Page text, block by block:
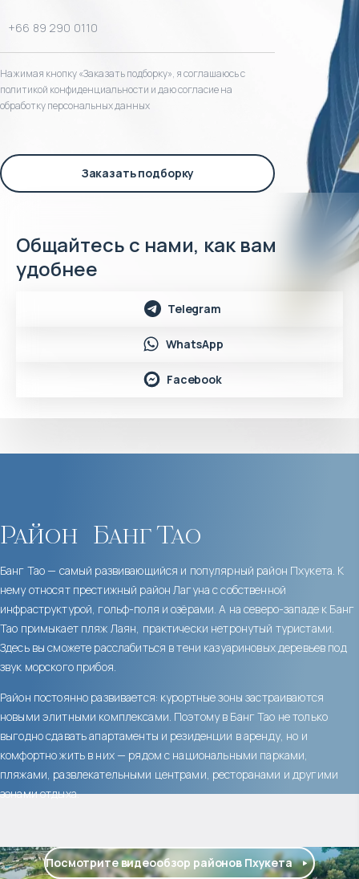
Нажимая кнопку «Заказать подборку», я соглашаюсь с
политикой конфиденциальности и даю согласие на
обработку персональных данных
Заказать подборку
Общайтесь с нами, как вам
удобнее
Telegram
WhatsApp
Facebook
Район Банг Тао
Банг Тао — самый развивающийся и популярный район Пхукета. К
нему относят престижный район Лагуна с собственной
инфраструктурой, гольф-поля и озёрами. А на северо-западе к Банг
Тао примыкает пляж Лаян, практически нетронутый туристами.
Здесь вы сможете расслабиться в тени казуариновых деревьев под
звук морского прибоя.
Район постоянно развивается: курортные зоны застраиваются
новыми элитными комплексами. Поэтому в Банг Тао не только
выгодно сдавать апартаменты и резиденции в аренду, но и
комфортно жить в них — рядом с национальными парками,
пляжами, развлекательными центрами, ресторанами и другими
зонами отдыха.
Посмотрите видеообзор районов Пхукета